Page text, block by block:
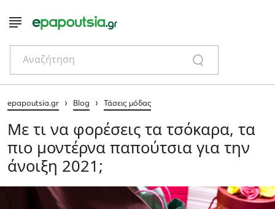
Αναζήτηση
epapoutsia.gr › Blog › Τάσεις μόδας
Με τι να φορέσεις τα τσόκαρα, τα
πιο μοντέρνα παπούτσια για την
άνοιξη 2021;